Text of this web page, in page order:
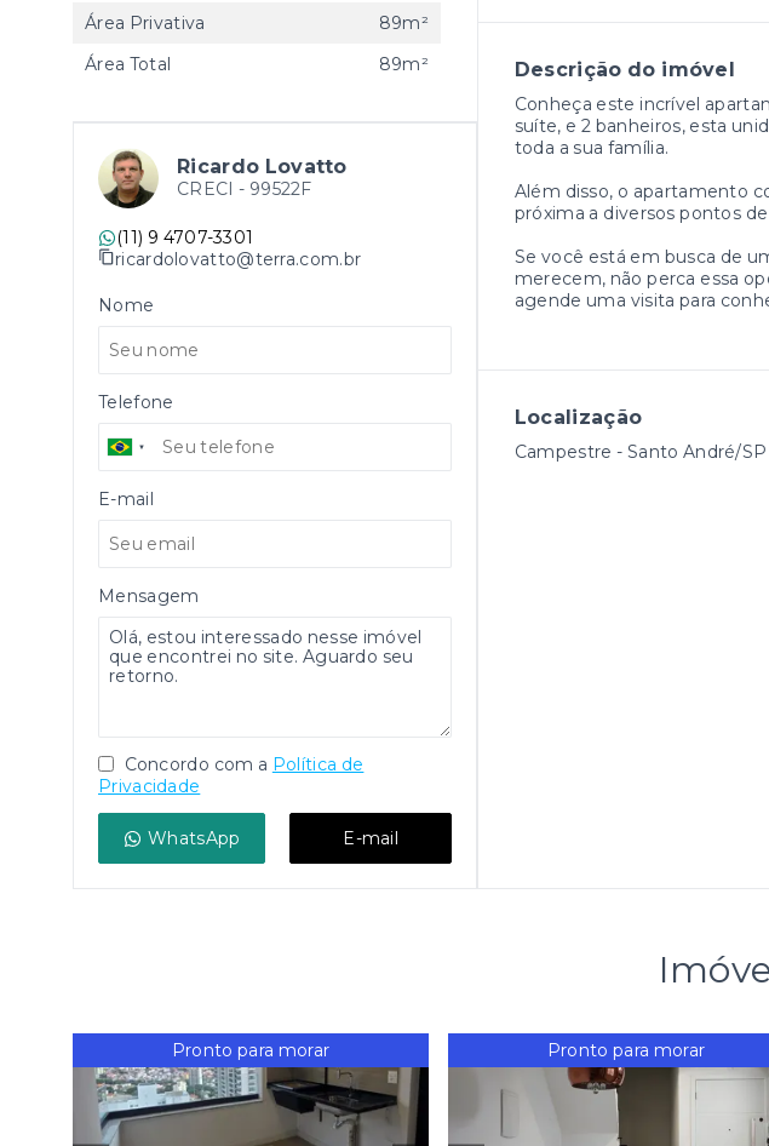
Descrição do imóvel
Conheça este incrível
suíte, e 2 banheiros, esta
toda a sua família.
Além disso, o apartamento
próxima a diversos pontos
Se você está em busca de
merecem, não perca essa
agende uma visita para
Localização
Campestre - Santo André/SP
Área Privativa
89m²
Área Total
89m²
Ricardo Lovatto
CRECI - 99522F
(11) 9 4707-3301
ricardolovatto@terra.com.br
Nome
Telefone
E-mail
Mensagem
Concordo com a Política de
Privacidade
WhatsApp E-mail
Pronto para morar Pronto para morar